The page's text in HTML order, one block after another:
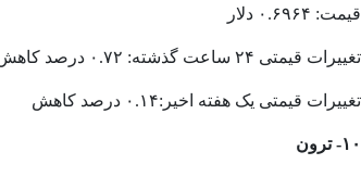
قیمت: ۰.۶۹۶۴ دلار
تغییرات قیمتی ۲۴ ساعت گذشته: ۰.۷۲ درصد کاهش
تغییرات قیمتی یک هفته اخیر:۰.۱۴ درصد کاهش
۱۰- ترون